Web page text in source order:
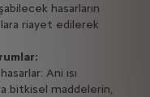
hasarların
riayet edilerek
Ani ısı
bitkisel maddelerin,